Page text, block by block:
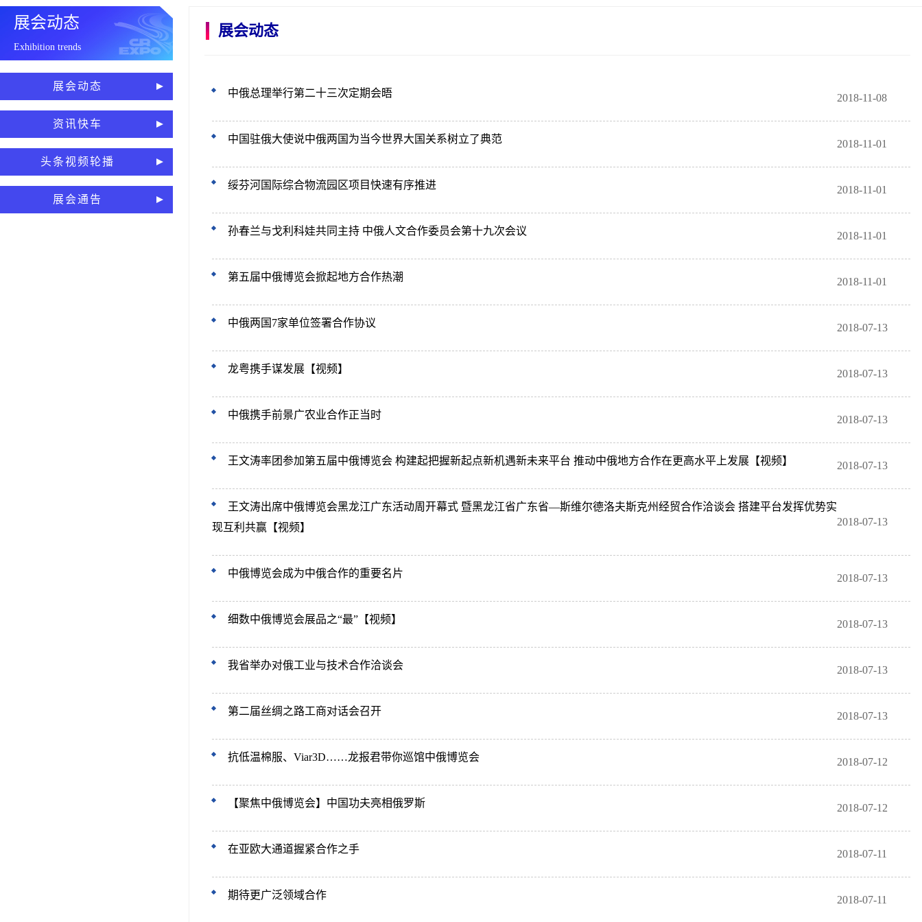
展会动态
Exhibition trends
展会动态
资讯快车
头条视频轮播
展会通告
展会动态
中俄总理举行第二十三次定期会晤 2018-11-08
中国驻俄大使说中俄两国为当今世界大国关系树立了典范 2018-11-01
绥芬河国际综合物流园区项目快速有序推进 2018-11-01
孙春兰与戈利科娃共同主持 中俄人文合作委员会第十九次会议 2018-11-01
第五届中俄博览会掀起地方合作热潮 2018-11-01
中俄两国7家单位签署合作协议 2018-07-13
龙粤携手谋发展【视频】 2018-07-13
中俄携手前景广农业合作正当时 2018-07-13
王文涛率团参加第五届中俄博览会 构建起把握新起点新机遇新未来平台 推动中俄地方合作在更高水平上发展【视频】 2018-07-13
王文涛出席中俄博览会黑龙江广东活动周开幕式 暨黑龙江省广东省—斯维尔德洛夫斯克州经贸合作洽谈会 搭建平台发挥优势实
现互利共赢【视频】
2018-07-13
中俄博览会成为中俄合作的重要名片 2018-07-13
细数中俄博览会展品之“最”【视频】 2018-07-13
我省举办对俄工业与技术合作洽谈会 2018-07-13
第二届丝绸之路工商对话会召开 2018-07-13
抗低温棉服、Viar3D……龙报君带你巡馆中俄博览会 2018-07-12
【聚焦中俄博览会】中国功夫亮相俄罗斯 2018-07-12
在亚欧大通道握紧合作之手 2018-07-11
期待更广泛领域合作 2018-07-11